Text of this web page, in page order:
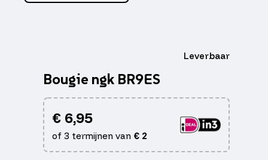
Leverbaar
Bougie ngk BR9ES
€6,95
of 3 termijnen van €2